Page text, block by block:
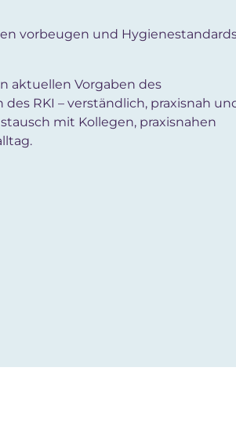
vorbeugen und
aktuellen Vorgaben des
RKI – verständlich, praxisnah
mit Kollegen, praxisnahen